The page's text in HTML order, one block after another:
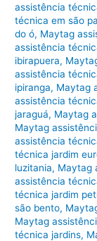
assistência
técnica em são
do ó, Maytag
assistência
ibirapuera,
assistência
ipiranga, Maytag
assistência
jaraguá, Maytag
Maytag
assistência
técnica jardim
luzitania, Maytag
assistência
técnica jardim
são bento,
Maytag
técnica jardins,